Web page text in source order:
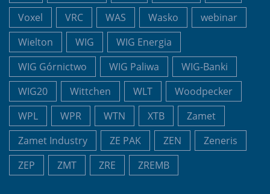
Voxel
VRC WAS Wasko
webinar
Wielton
WIG
WIG Energia
WIG Górnictwo
WIG Paliwa
WIG-Banki
WIG20
Wittchen WLT
Woodpecker
WPL
WPR WTN XTB
Zamet
Zamet Industry
ZE PAK ZEN
Zeneris
ZEP
ZMT ZRE ZREMB